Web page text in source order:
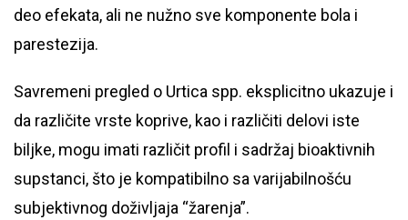
deo efekata, ali ne nužno sve komponente bola i
parestezija.
Savremeni pregled o Urtica spp. eksplicitno ukazuje i
da različite vrste koprive, kao i različiti delovi iste
biljke, mogu imati različit profil i sadržaj bioaktivnih
supstanci, što je kompatibilno sa varijabilnošću
subjektivnog doživljaja “žarenja”.